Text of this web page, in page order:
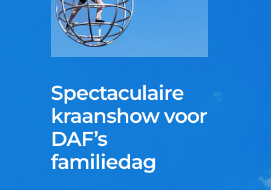
Spectaculaire
kraanshow voor
DAF’s
familiedag